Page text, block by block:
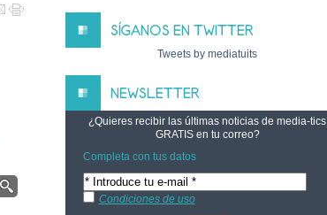
Tweets by mediatuits
¿Quieres recibir las últimas noticias de media-tics
GRATISen tu correo?
Completa con tus datos
Condiciones de uso